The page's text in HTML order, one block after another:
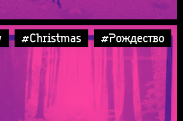
#Christmas #Рождество